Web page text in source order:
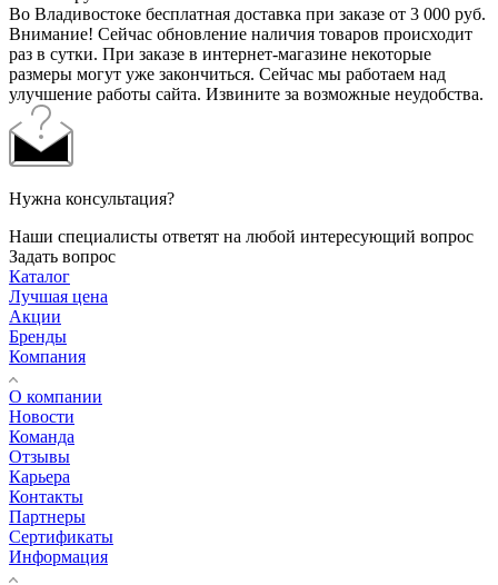
Во Владивостоке бесплатная доставка при заказе от 3 000 руб.
Внимание! Сейчас обновление наличия товаров происходит
раз в сутки. При заказе в интернет-магазине некоторые
размеры могут уже закончиться. Сейчас мы работаем над
улучшение работы сайта. Извините за возможные неудобства.
Нужна консультация?
Наши специалисты ответят на любой интересующий вопрос
Задать вопрос
Каталог
Лучшая цена
Акции
Бренды
Компания
О компании
Новости
Команда
Отзывы
Карьера
Контакты
Партнеры
Сертификаты
Информация